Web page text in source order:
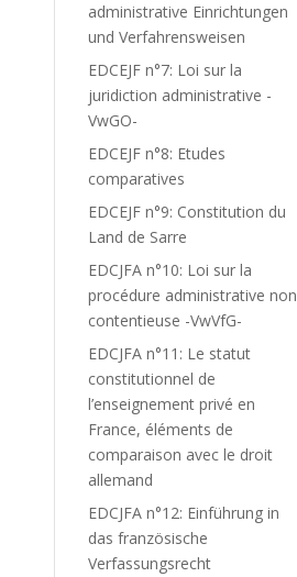
administrative Einrichtungen
und Verfahrensweisen
EDCEJF n°7: Loi sur la
juridiction administrative -
VwGO-
EDCEJF n°8: Etudes
comparatives
EDCEJF n°9: Constitution du
Land de Sarre
EDCJFA n°10: Loi sur la
procédure administrative non
contentieuse -VwVfG-
EDCJFA n°11: Le statut
constitutionnel de
l’enseignement privé en
France, éléments de
comparaison avec le droit
allemand
EDCJFA n°12: Einführung in
das französische
Verfassungsrecht